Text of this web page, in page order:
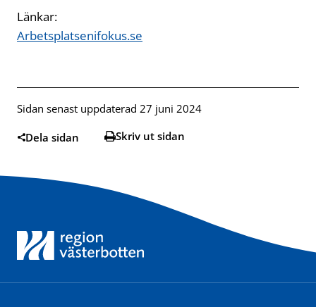
Länkar:
Arbetsplatsenifokus.se
Sidan senast uppdaterad 27 juni 2024
Dela sidan Skriv ut sidan